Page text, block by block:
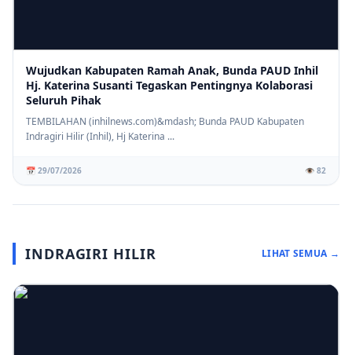
Wujudkan Kabupaten Ramah Anak, Bunda PAUD Inhil
Hj. Katerina Susanti Tegaskan Pentingnya Kolaborasi
Seluruh Pihak
TEMBILAHAN (inhilnews.com)&mdash; Bunda PAUD Kabupaten
Indragiri Hilir (Inhil), Hj Katerina ...
📅 29/07/2026 👁️ 82
INDRAGIRI HILIR LIHAT SEMUA →